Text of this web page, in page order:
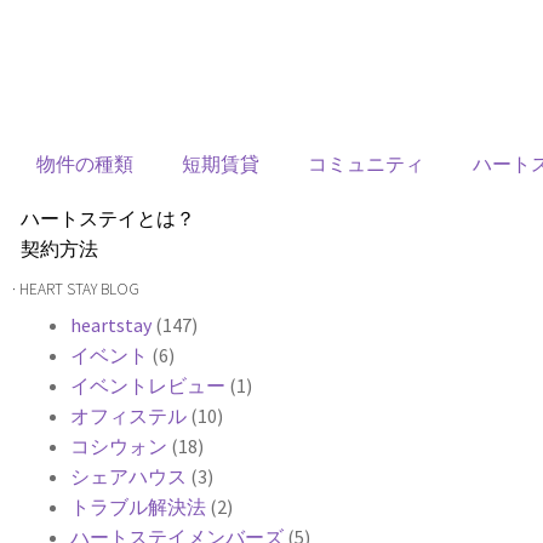
物件の種類 短期賃貸 コミュニティ ハート
ハートステイとは？
契約方法
韓国不動産情報
よくある質問
Heartee
· HEART STAY BLOG
heartstay (147)
イベント (6)
イベントレビュー (1)
オフィステル (10)
コシウォン (18)
シェアハウス (3)
トラブル解決法 (2)
ハートステイメンバーズ (5)